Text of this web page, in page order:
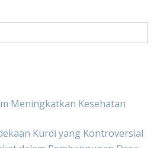
Meningkatkan Kesehatan
Kurdi yang Kontroversial